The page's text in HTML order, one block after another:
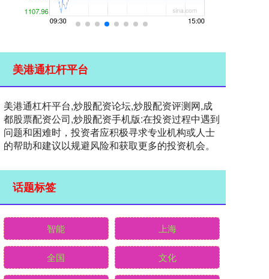
美港通杠杆平台
美港通杠杆平台,炒股配资论坛,炒股配资评测网,成
都股票配资公司,炒股配资手机版:在投资过程中遇到
问题和困难时，投资者应积极寻求专业机构或人士
的帮助和建议以规避风险和获取更多的投资机会。
话题标签
智能 上海
全国 文化